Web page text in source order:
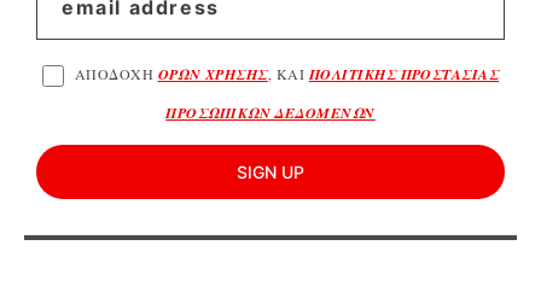
ΑΠΟΔΟΧΗ ΟΡΩΝ ΧΡΗΣΗΣ, ΚΑΙ ΠΟΛΙΤΙΚΗΣ ΠΡΟΣΤΑΣΙΑΣ
ΠΡΟΣΩΠΙΚΩΝ ΔΕΔΟΜΕΝΩΝ
SIGN UP